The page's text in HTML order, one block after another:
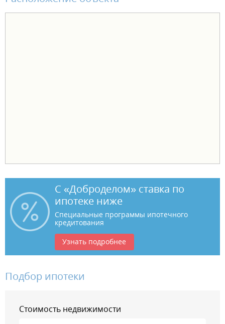
С «Доброделом» ставка по
ипотеке ниже
Специальные программы ипотечного
кредитования
Узнать подробнее
Подбор ипотеки
Стоимость недвижимости